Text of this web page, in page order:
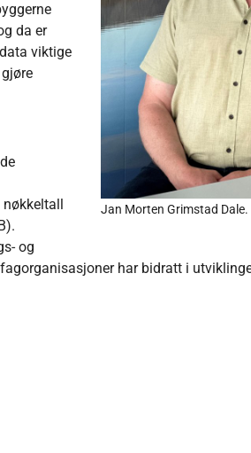
Jan Morten Grimstad
da er
viktige
og
har bidratt i